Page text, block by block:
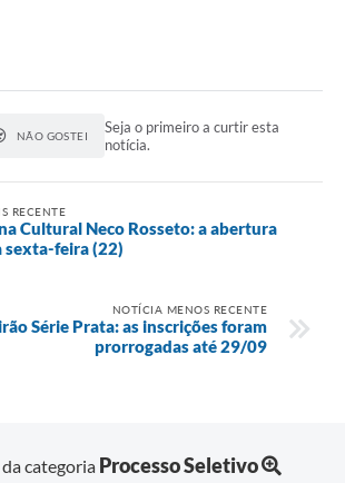
NÃO GOSTEI
Seja o primeiro a curtir esta
notícia.
RECENTE
Cultural Neco Rosseto: a abertura
sexta-feira (22)
NOTÍCIA MENOS RECENTE
Série Prata: as inscrições foram
prorrogadas até 29/09
categoria Processo Seletivo